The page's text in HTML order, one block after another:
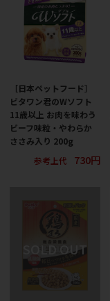
［日本ペットフード］
ビタワン君のWソフト
11歳以上 お肉を味わう
ビーフ味粒・やわらか
ささみ入り 200g
参考上代
730円